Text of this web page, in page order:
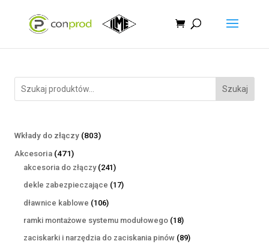
Szukaj
Wkłady do złączy 803803
Akcesoria 471471
produktów
akcesoria do złączy 241241
produktów
dekle zabezpieczające 1717
dławnice kablowe 106106
produktów
ramki montażowe systemu modułowego 1818
produktów
zaciskarki i narzędzia do zaciskania pinów 8989